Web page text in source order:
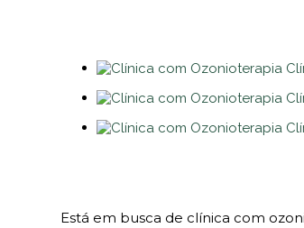
Está em busca de clínica com